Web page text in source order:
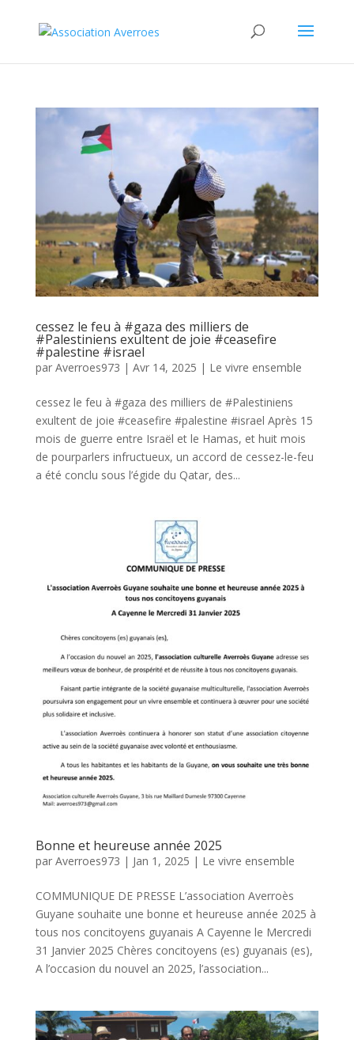
cessez le feu à #gaza des milliers de
#Palestiniens exultent de joie #ceasefire
#palestine #israel
par Averroes973 | Avr 14, 2025 | Le vivre ensemble
cessez le feu à #gaza des milliers de #Palestiniens
exultent de joie #ceasefire #palestine #israel Après 15
mois de guerre entre Israël et le Hamas, et huit mois
de pourparlers infructueux, un accord de cessez-le-feu
a été conclu sous l’égide du Qatar, des...
Bonne et heureuse année 2025
par Averroes973 | Jan 1, 2025 | Le vivre ensemble
COMMUNIQUE DE PRESSE L’association Averroès
Guyane souhaite une bonne et heureuse année 2025 à
tous nos concitoyens guyanais A Cayenne le Mercredi
31 Janvier 2025 Chères concitoyens (es) guyanais (es),
A l’occasion du nouvel an 2025, l’association...